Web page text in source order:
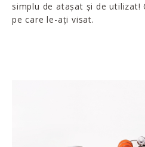
simplu de atașat și de utilizat!
pe care le-ați visat.